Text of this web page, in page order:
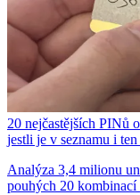
20 nejčastějších PINů
jestli je v seznamu i
Analýza 3,4 milionu
pouhých 20